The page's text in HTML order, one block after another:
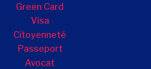
Green Card
Visa
Citoyenneté
Passeport
Avocat